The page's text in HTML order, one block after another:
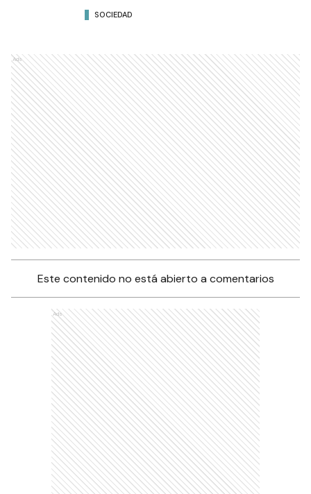
SOCIEDAD
Ads
Este contenido no está abierto a comentarios
Ads